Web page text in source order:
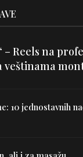
– Reels na
veštinama
10 jednostavnih